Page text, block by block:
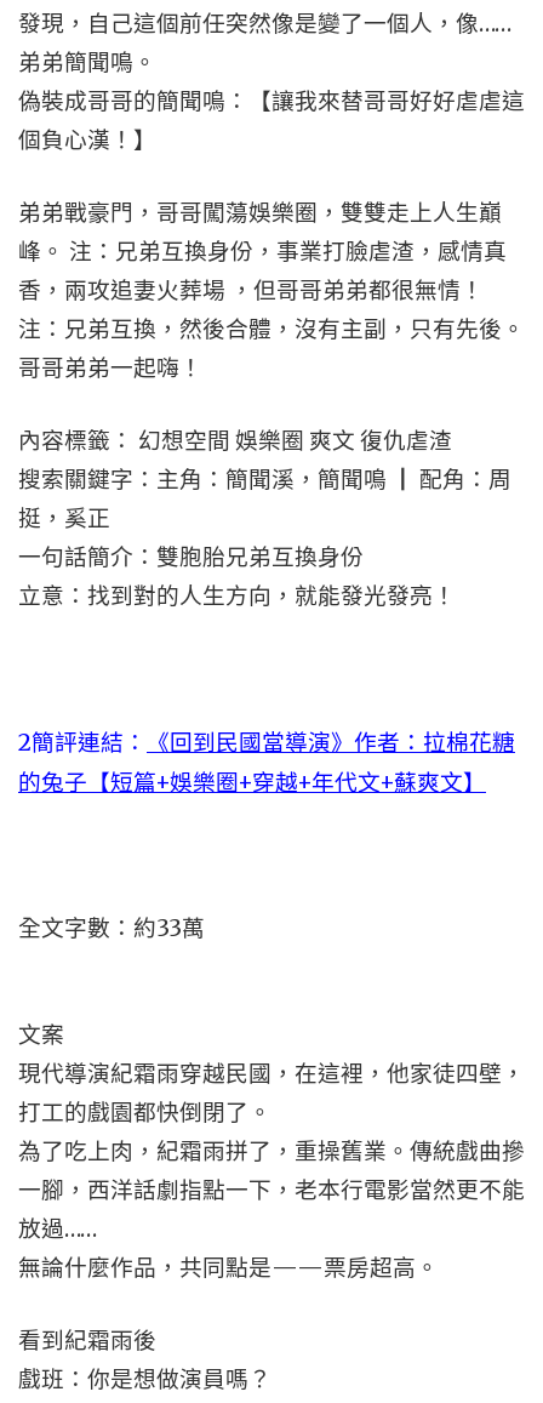
發現，自己這個前任突然像是變了一個人，像……
弟弟簡聞鳴。
偽裝成哥哥的簡聞鳴：【讓我來替哥哥好好虐虐這
個負心漢！】
弟弟戰豪門，哥哥闖蕩娛樂圈，雙雙走上人生巔
峰。 注：兄弟互換身份，事業打臉虐渣，感情真
香，兩攻追妻火葬場 ，但哥哥弟弟都很無情！
注：兄弟互換，然後合體，沒有主副，只有先後。
哥哥弟弟一起嗨！
內容標籤： 幻想空間 娛樂圈 爽文 復仇虐渣
搜索關鍵字：主角：簡聞溪，簡聞鳴 ┃ 配角：周
挺，奚正
一句話簡介：雙胞胎兄弟互換身份
立意：找到對的人生方向，就能發光發亮！
2簡評連結：
《回到民國當導演》作者：拉棉花糖
的兔子【短篇+娛樂圈+穿越+年代文+蘇爽文】
全文字數：約33萬
文案
現代導演紀霜雨穿越民國，在這裡，他家徒四壁，
打工的戲園都快倒閉了。
為了吃上肉，紀霜雨拼了，重操舊業。傳統戲曲摻
一腳，西洋話劇指點一下，老本行電影當然更不能
放過……
無論什麼作品，共同點是——票房超高。
看到紀霜雨後
戲班：你是想做演員嗎？